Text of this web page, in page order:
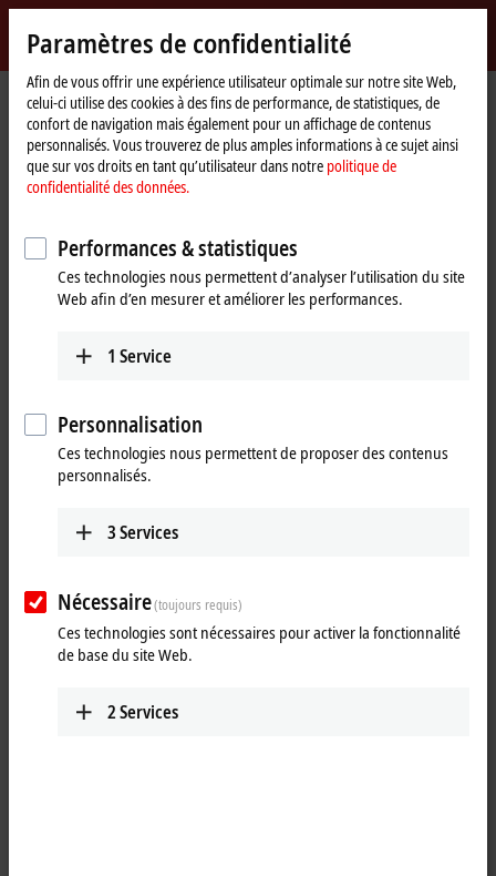
Beckhoff
-
New
Automation
Technology
myBeckhoff
Page
d'accueil
Products IPC IPC News
IPC News
Paramètres de confidentialité
Afin de vous offrir une expérience utilisateur optimale sur notre site Web,
celui-ci utilise des cookies à des fins de performance, de statistiques, de
confort de navigation mais également pour un affichage de contenus
personnalisés. Vous trouverez de plus amples informations à ce sujet ainsi
que sur vos droits en tant qu’utilisateur dans notre politique de
confidentialité des données.
Performances & statistiques
Ces technologies nous permettent d’analyser l’utilisation du site
Web afin d’en mesurer et améliorer les performances.
1 Service
Personnalisation
Ces technologies nous permettent de proposer des contenus
personnalisés.
3Services
Nécessaire(toujours requis)
Ces technologies sont nécessaires pour activer la fonctionnalité
de base du site Web.
2Services